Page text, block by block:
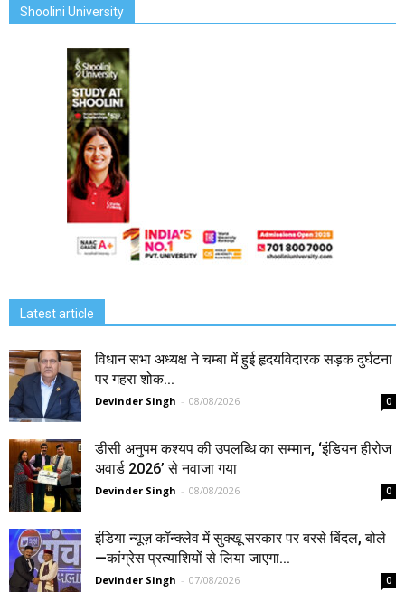
Shoolini University
Latest article
विधान सभा अध्यक्ष ने चम्बा में हुई हृदयविदारक सड़क दुर्घटना
पर गहरा शोक...
Devinder Singh - 08/08/2026 0
डीसी अनुपम कश्यप की उपलब्धि का सम्मान, ‘इंडियन हीरोज
अवार्ड 2026’ से नवाजा गया
Devinder Singh - 08/08/2026 0
इंडिया न्यूज़ कॉन्क्लेव में सुक्खू सरकार पर बरसे बिंदल, बोले
—कांग्रेस प्रत्याशियों से लिया जाएगा...
Devinder Singh - 07/08/2026 0